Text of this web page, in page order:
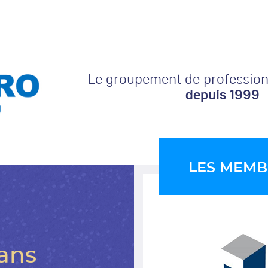
Le groupement de
depuis 1999
LES